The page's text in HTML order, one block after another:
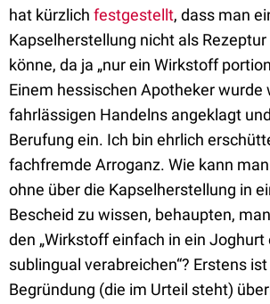
hat kürzlich festgestellt, dass man
Kapselherstellung nicht als
könne, da ja „nur ein Wirkstoff
Einem hessischen Apotheker wurde
fahrlässigen Handelns angeklagt
Berufung ein. Ich bin ehrlich
fachfremde Arroganz. Wie kann
ohne über die Kapselherstellung in
Bescheid zu wissen, behaupten,
den „Wirkstoff einfach in ein Joghurt
sublingual verabreichen“? Erstens
Begründung (die im Urteil steht)